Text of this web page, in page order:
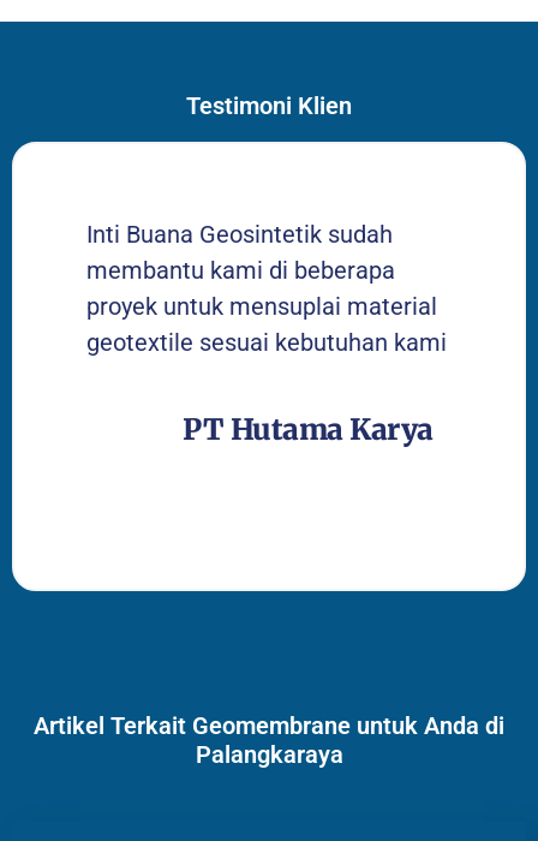
Testimoni Klien
Inti Buana Geosintetik sudah
membantu kami di beberapa
proyek untuk mensuplai material
geotextile sesuai kebutuhan kami
PT Hutama Karya
Artikel Terkait Geomembrane untuk Anda di
Palangkaraya